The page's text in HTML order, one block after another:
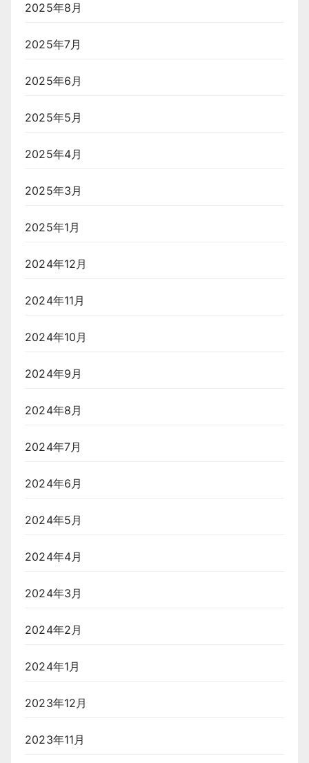
2025年8月
2025年7月
2025年6月
2025年5月
2025年4月
2025年3月
2025年1月
2024年12月
2024年11月
2024年10月
2024年9月
2024年8月
2024年7月
2024年6月
2024年5月
2024年4月
2024年3月
2024年2月
2024年1月
2023年12月
2023年11月